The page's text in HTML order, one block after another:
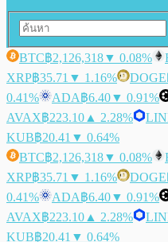
BTC฿2,126,318▼ 0.08%
XRP฿35.71 ▼ 1.16% DOGE
0.41%
ADA฿6.40▼ 0.91%
AVAX฿223.10 ▲ 2.28%
KUB฿20.41 ▼ 0.64%
BTC฿2,126,318▼ 0.08%
XRP฿35.71 ▼ 1.16% DOGE
0.41%
ADA฿6.40▼ 0.91%
AVAX฿223.10 ▲ 2.28%
KUB฿20.41 ▼ 0.64%